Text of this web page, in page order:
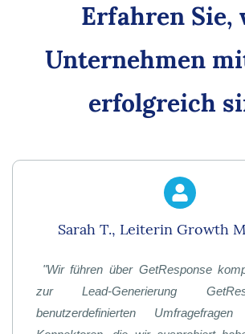
Erfahren Sie,
Unternehmen
erfolgreich
Sarah T., Leiterin Growth
"Wir führen über GetResponse
zur Lead-Generierung
benutzerdefinierten